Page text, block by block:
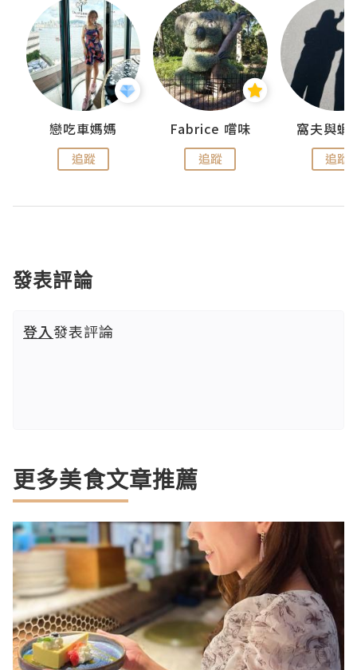
戀吃車媽媽
追蹤
Fabrice 嚐味
追蹤
窩夫與蝦
追蹤
發表評論
登入發表評論
更多美食文章推薦